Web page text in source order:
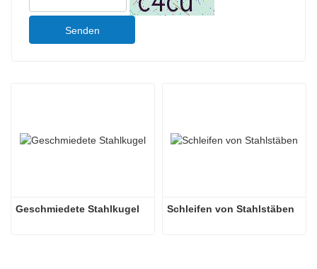
Senden
Geschmiedete Stahlkugel Schleifen von Stahlstäben